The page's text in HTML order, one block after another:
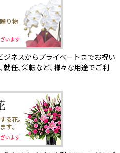
ジネスからプライベートまでお祝い
就任、栄転など、様々な用途でご利